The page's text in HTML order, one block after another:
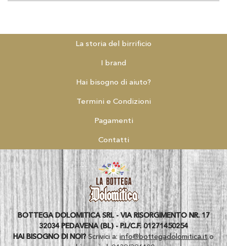
La storia del birrificio
I brand
Hai bisogno di aiuto?
Termini e Condizioni
Pagamenti
Contatti
BOTTEGA DOLOMITICA SRL - VIA RISORGIMENTO NR. 17
32034 PEDAVENA (BL) - P.I./C.F. 01271450254
HAI BISOGNO DI NOI?Scrivici a:info@bottegadolomitica.ito